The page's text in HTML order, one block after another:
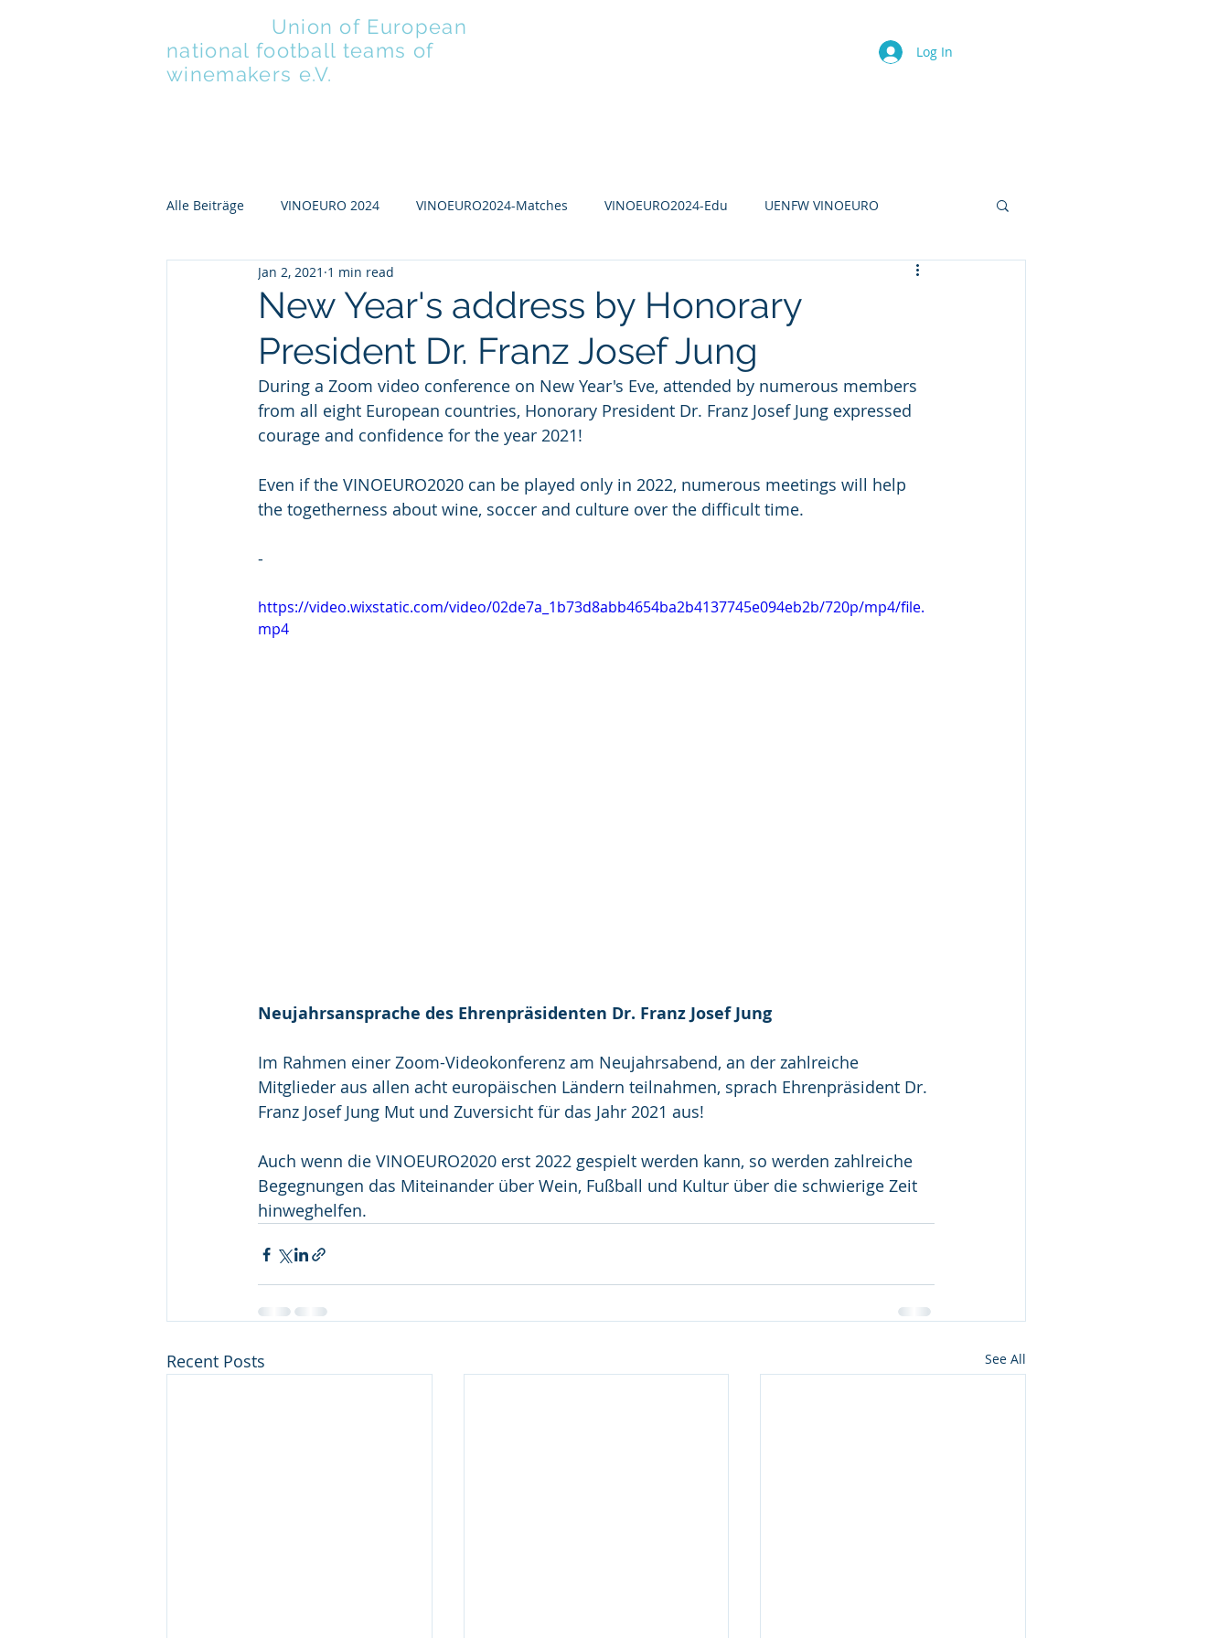
Union of European
national football teams of
winemakers e.V.
Log In
Alle Beiträge VINOEURO 2024 VINOEURO2024-Matches VINOEURO2024-Edu UENFW VINOEURO
UENFW Inside VINOEURO2024 - Ticker
New Year's address by Honorary
President Dr. Franz Josef Jung
Jan 2, 2021 1 min read
During a Zoom video conference on New Year's Eve, attended by numerous members
from all eight European countries, Honorary President Dr. Franz Josef Jung expressed
courage and confidence for the year 2021!
Even if the VINOEURO2020 can be played only in 2022, numerous meetings will help
the togetherness about wine, soccer and culture over the difficult time.
-
https://video.wixstatic.com/video/02de7a_1b73d8abb4654ba2b4137745e094eb2b/720p/mp4/file.
mp4
Neujahrsansprache des Ehrenpräsidenten Dr. Franz Josef Jung
Im Rahmen einer Zoom-Videokonferenz am Neujahrsabend, an der zahlreiche
Mitglieder aus allen acht europäischen Ländern teilnahmen, sprach Ehrenpräsident Dr.
Franz Josef Jung Mut und Zuversicht für das Jahr 2021 aus!
Auch wenn die VINOEURO2020 erst 2022 gespielt werden kann, so werden zahlreiche
Begegnungen das Miteinander über Wein, Fußball und Kultur über die schwierige Zeit
hinweghelfen.
Recent Posts See All